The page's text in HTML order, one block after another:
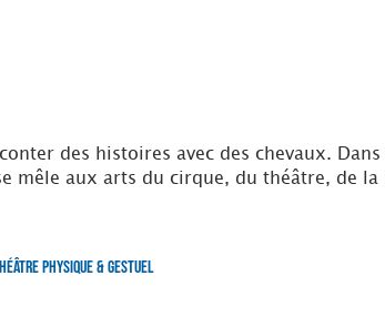
des histoires avec des chevaux.
mêle aux arts du cirque, du théâtre, de la
Physique & Gestuel